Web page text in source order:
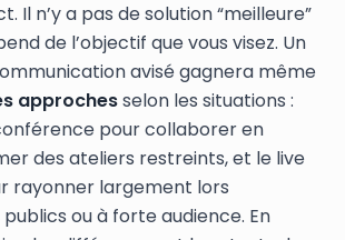
Il n’y a pas de solution “meilleure”
de l’objectif que vous visez. Un
avisé gagnera même
approchesselon les situations :
pour collaborer en
des ateliers restreints, et le live
rayonner largement lors
ou à forte audience. En